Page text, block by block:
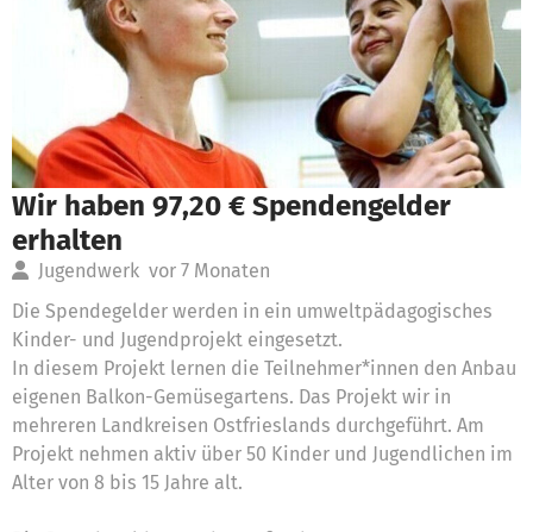
Wir haben 97,20 € Spendengelder
erhalten
Jugendwerk vor 7 Monaten
Die Spendegelder werden in ein umweltpädagogisches
Kinder- und Jugendprojekt eingesetzt.
In diesem Projekt lernen die Teilnehmer*innen den Anbau
eigenen Balkon-Gemüsegartens. Das Projekt wir in
mehreren Landkreisen Ostfrieslands durchgeführt. Am
Projekt nehmen aktiv über 50 Kinder und Jugendlichen im
Alter von 8 bis 15 Jahre alt.